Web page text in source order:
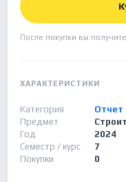
После покупки вы
ХАРАКТЕРИСТИКИ
Категория
Отчет
Предмет
Год
2024
Семестр / курс
7
Покупки
0